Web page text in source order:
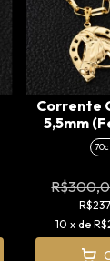
Corrente
5,5mm
Pingente
10 x de